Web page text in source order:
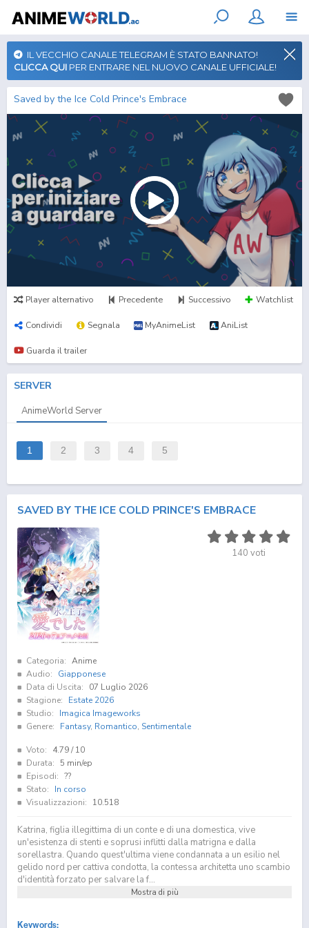
IL VECCHIO CANALE TELEGRAM È STATO BANNATO!
CLICCA QUI PER ENTRARE NEL NUOVO CANALE UFFICIALE!
Saved by the Ice Cold Prince's Embrace
Player alternativo Precedente Successivo Watchlist
Condividi Segnala MyAnimeList AniList
Guarda il trailer
SERVER
AnimeWorld Server
1 2 3 4 5
SAVED BY THE ICE COLD PRINCE'S EMBRACE
140 voti
Categoria: Anime
Audio:
Giapponese
Data di Uscita:
07 Luglio 2026
Stagione:
Estate 2026
Studio:
Imagica Imageworks
Genere:
Fantasy, Romantico, Sentimentale
Voto: 4.79/ 10
Durata:
5 min/ep
Episodi: ??
Stato:
In corso
Visualizzazioni:
10.518
Katrina, figlia illegittima di un conte e di una domestica, vive
un'esistenza di stenti e soprusi inflitti dalla matrigna e dalla
sorellastra. Quando quest'ultima viene condannata a un esilio nel
gelido nord per cattiva condotta, la contessa architetta uno scambio
d'identità forzato per salvare la f...
Mostra di più
Keywords: